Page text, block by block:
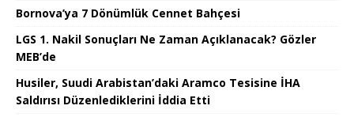
Bornova’ya 7 Dönümlük Cennet Bahçesi
LGS 1. Nakil Sonuçları Ne Zaman Açıklanacak? Gözler
MEB’de
Husiler, Suudi Arabistan’daki Aramco Tesisine İHA
Saldırısı Düzenlediklerini İddia Etti